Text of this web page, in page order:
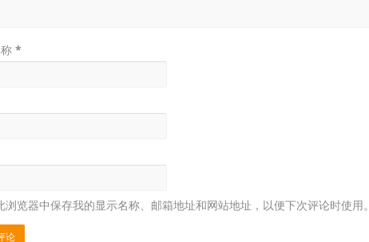
*
浏览器中保存我的显示名称、邮箱地址和网站地址，以便下次评论时使用。